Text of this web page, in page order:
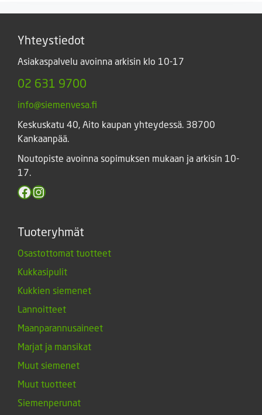
Yhteystiedot
Asiakaspalvelu avoinna arkisin klo 10-17
02 631 9700
info@siemenvesa.fi
Keskuskatu 40, Aito kaupan yhteydessä. 38700
Kankaanpää.
Noutopiste avoinna sopimuksen mukaan ja arkisin 10-
17.
Facebook
Instagram
Tuoteryhmät
Osastottomat tuotteet
Kukkasipulit
Kukkien siemenet
Lannoitteet
Maanparannusaineet
Marjat ja mansikat
Muut siemenet
Muut tuotteet
Siemenperunat